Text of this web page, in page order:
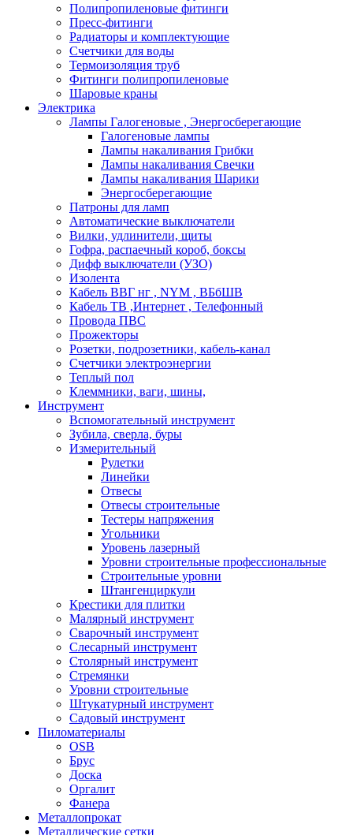
Полипропиленовые фитинги
Пресс-фитинги
Радиаторы и комплектующие
Счетчики для воды
Термоизоляция труб
Фитинги полипропиленовые
Шаровые краны
Электрика
Лампы Галогеновые , Энергосберегающие
Галогеновые лампы
Лампы накаливания Грибки
Лампы накаливания Свечки
Лампы накаливания Шарики
Энергосберегающие
Патроны для ламп
Автоматические выключатели
Вилки, удлинители, щиты
Гофра, распаечный короб, боксы
Дифф выключатели (УЗО)
Изолента
Кабель ВВГ нг , NYM , ВБбШВ
Кабель ТВ ,Интернет , Телефонный
Провода ПВС
Прожекторы
Розетки, подрозетники, кабель-канал
Счетчики электроэнергии
Теплый пол
Клеммники, ваги, шины,
Инструмент
Вспомогательный инструмент
Зубила, сверла, буры
Измерительный
Рулетки
Линейки
Отвесы
Отвесы строительные
Тестеры напряжения
Угольники
Уровень лазерный
Уровни строительные профессиональные
Строительные уровни
Штангенциркули
Крестики для плитки
Малярный инструмент
Сварочный инструмент
Слесарный инструмент
Столярный инструмент
Стремянки
Уровни строительные
Штукатурный инструмент
Садовый инструмент
Пиломатериалы
OSB
Брус
Доска
Оргалит
Фанера
Металлопрокат
Металлические сетки